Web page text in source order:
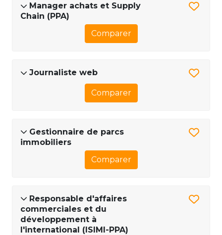
Manager achats et Supply
Chain (PPA)
Comparer
Journaliste web
Comparer
Gestionnaire de parcs
immobiliers
Comparer
Responsable d'affaires
commerciales et du
développement à
l'international (ISIMI-PPA)